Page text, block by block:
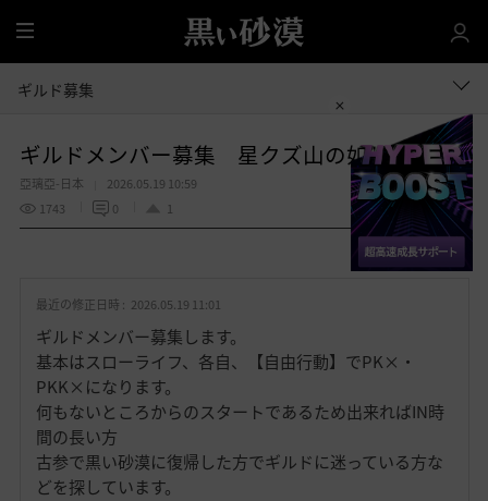
全
体
ギルド募集
ギルドメンバー募集 星クズ山の如し
亞璃亞-日本
2026.05.19 10:59
1743
0 1
お 共有する
最近の修正日時 : 2026.05.19 11:01
ギルドメンバー募集します。
基本はスローライフ、各自、【自由行動】でPK×・
PKK×になります。
何もないところからのスタートであるため出来ればIN時
間の長い方
古参で黒い砂漠に復帰した方でギルドに迷っている方な
どを探しています。